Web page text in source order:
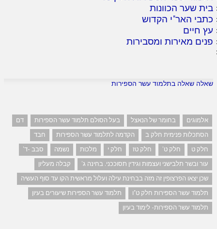
בית שער הכוונות
כתבי האר"י הקדוש
עץ חיים
פנים מאירות ומסבירות
שאלה שאלה בתלמוד עשר הספירות
אלמוגים בחומר של הנאצל בעל הסולם תלמוד עשר הספירות
דם
הסתכלות פנימית חלק ב
הקדמה לתלמוד עשר הספירות
חבד
חלק ט
חלק ט' חלק טז חלק י מלכות נשמה
סבב -ד'
עור ובשר תלבישני ועצמות וגידין תסוככני. בחינה ג'
קבלה מעליון
שכן יצאו הפרצופין זה מזה בבחינת עילה ועלול מראשית הקו עד סוף העשיה
תלמוד עשר הספירות חלק ט"ו
תלמוד עשר הספירות שיעורים בעיון
תלמוד עשר הספירות- לימוד בעיון